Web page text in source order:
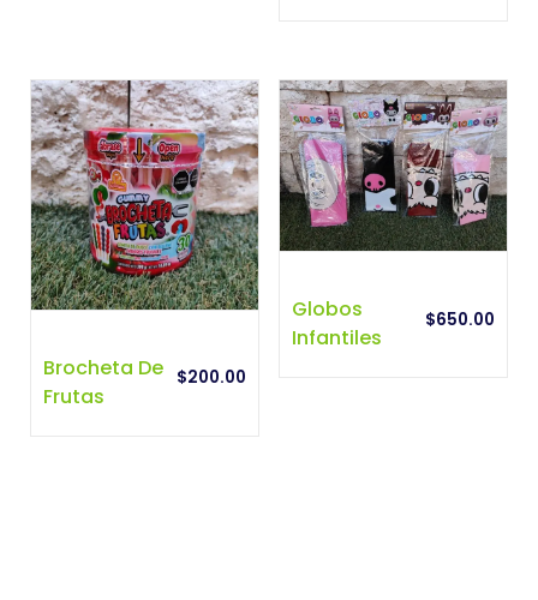
Brocheta De
Frutas
$200.00
Globos
Infantiles
$650.00